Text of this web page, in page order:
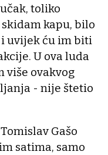
toliko
kapu, bilo
uvijek ću im biti
U ova luda
više ovakvog
- nije štetio
Gašo
satima, samo